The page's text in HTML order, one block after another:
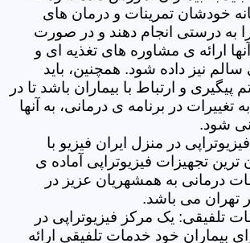
خودشان تمرینات و درمان های
را به درستی انجام دهند و در صورت
آنها ارائه ی مشاوره های تغذیه ای و
نیز داده شود. همچنین، باید
و ارتباط با بیماران باشد تا در
تغییرات در برنامه ی درمانی، به آنها
شود.
در منزل ایران فیزیو با
تجهیزات فیزیوتراپی آماده ی
درمانی به همشهریان عزیز در
می باشد.
تلفیقی: یک مرکز فیزیوتراپی در
بیماران خود خدمات تلفیقی ارائه